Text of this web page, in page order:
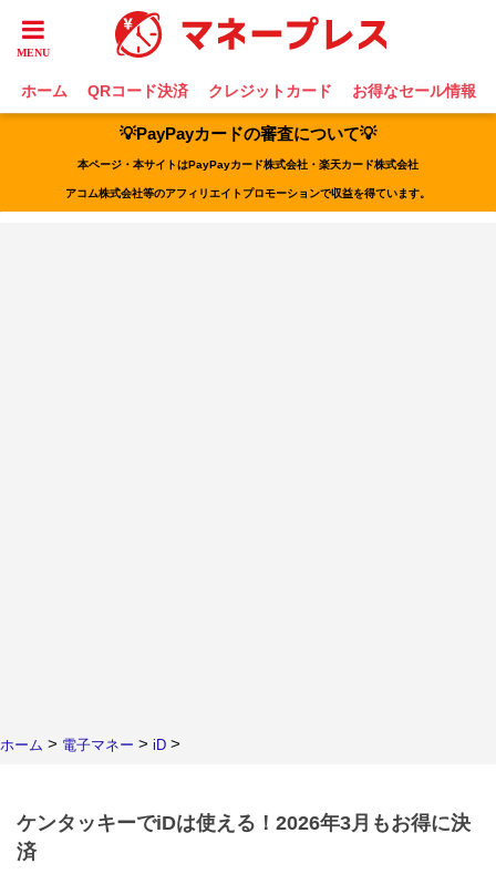
ホーム QRコード決済 クレジットカード お得なセール情報
💡PayPayカードの審査について💡
本ページ・本サイトはPayPayカード株式会社・楽天カード株式会社
アコム株式会社等のアフィリエイトプロモーションで収益を得ています。
ホーム > 電子マネー > iD >
ケンタッキーでiDは使える！2026年3月もお得に決
済